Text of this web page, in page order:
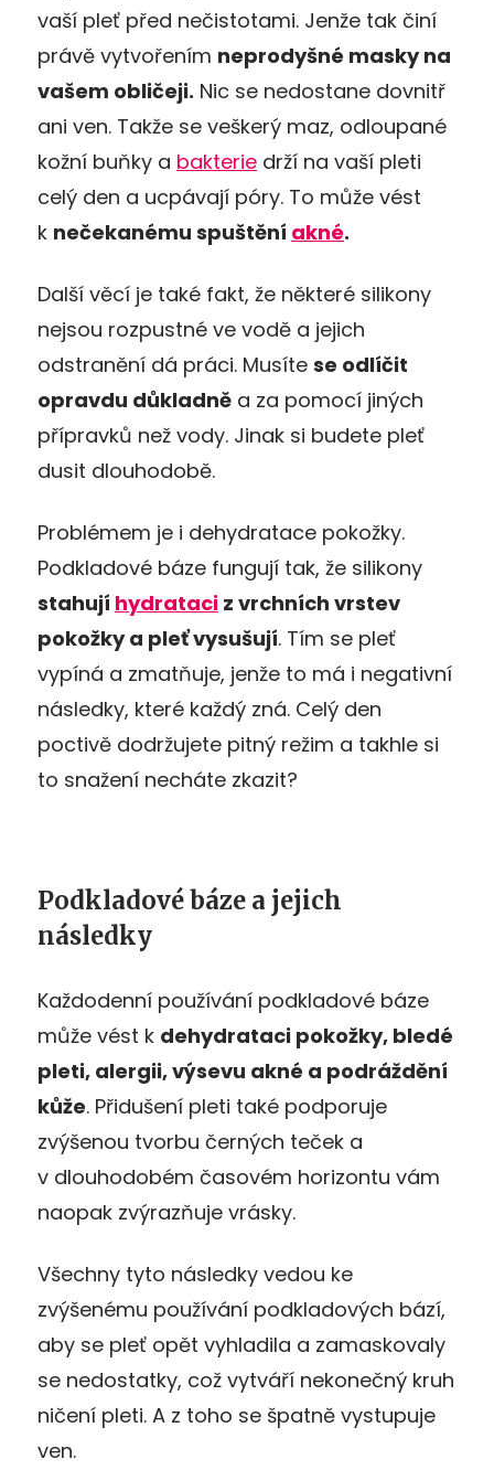
vaší pleť před nečistotami. Jenže tak činí
právě vytvořením neprodyšné masky na
vašem obličeji. Nic se nedostane dovnitř
ani ven. Takže se veškerý maz, odloupané
kožní buňky a bakterie drží na vaší pleti
celý den a ucpávají póry. To může vést
k nečekanému spuštění akné.
Další věcí je také fakt, že některé silikony
nejsou rozpustné ve vodě a jejich
odstranění dá práci. Musíte se odlíčit
opravdu důkladně a za pomocí jiných
přípravků než vody. Jinak si budete pleť
dusit dlouhodobě.
Problémem je i dehydratace pokožky.
Podkladové báze fungují tak, že silikony
stahují hydrataci z vrchních vrstev
pokožky a pleť vysušují. Tím se pleť
vypíná a zmatňuje, jenže to má i negativní
následky, které každý zná. Celý den
poctivě dodržujete pitný režim a takhle si
to snažení necháte zkazit?
Podkladové báze a jejich
následky
Každodenní používání podkladové báze
může vést k dehydrataci pokožky, bledé
pleti, alergii, výsevu akné a podráždění
kůže. Přidušení pleti také podporuje
zvýšenou tvorbu černých teček a
v dlouhodobém časovém horizontu vám
naopak zvýrazňuje vrásky.
Všechny tyto následky vedou ke
zvýšenému používání podkladových bází,
aby se pleť opět vyhladila a zamaskovaly
se nedostatky, což vytváří nekonečný kruh
ničení pleti. A z toho se špatně vystupuje
ven.